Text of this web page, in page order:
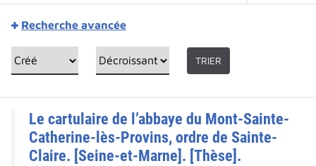
Recherche avancée
TRIER
Le cartulaire de l’abbaye du Mont-Sainte-
Catherine-lès-Provins, ordre de Sainte-
Claire. [Seine-et-Marne]. [Thèse].